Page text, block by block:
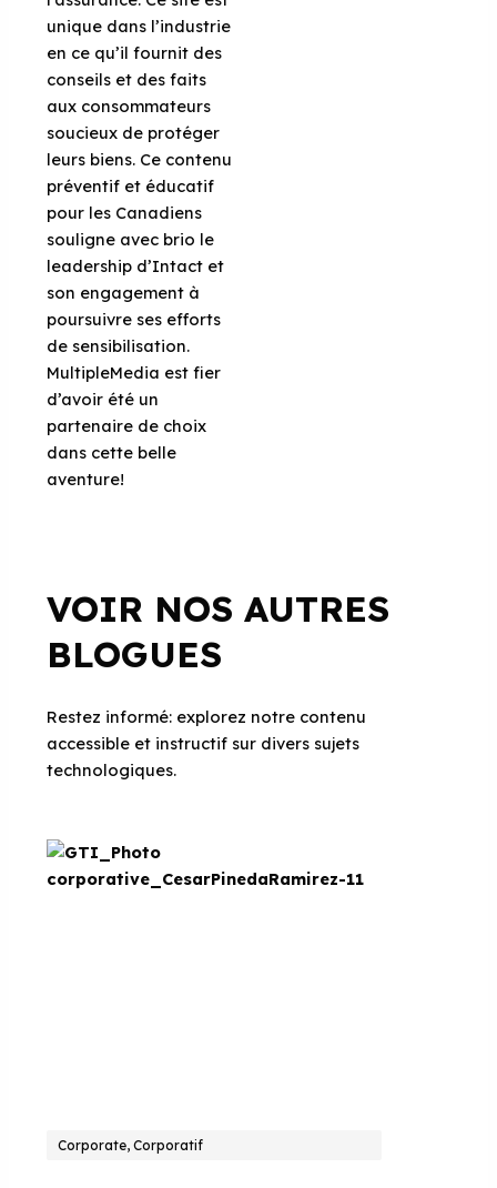
unique dans l’industrie
en ce qu’il fournit des
conseils et des faits
aux consommateurs
soucieux de protéger
leurs biens. Ce contenu
préventif et éducatif
pour les Canadiens
souligne avec brio le
leadership d’Intact et
son engagement à
poursuivre ses efforts
de sensibilisation.
MultipleMedia est fier
d’avoir été un
partenaire de choix
dans cette belle
aventure!
VOIR NOS AUTRES
BLOGUES
Restez informé: explorez notre contenu
accessible et instructif sur divers sujets
technologiques.
Corporate, Corporatif